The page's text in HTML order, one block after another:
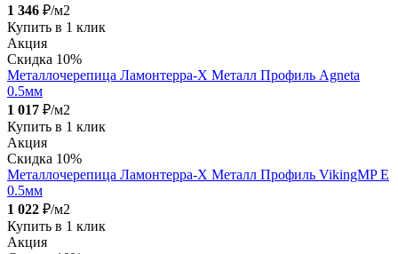
1 346 ₽/м2
Купить в 1 клик
Акция
Скидка 10%
Металлочерепица Ламонтерра-X Металл Профиль Agneta
0.5мм
1 017 ₽/м2
Купить в 1 клик
Акция
Скидка 10%
Металлочерепица Ламонтерра-X Металл Профиль VikingMP E
0.5мм
1 022 ₽/м2
Купить в 1 клик
Акция